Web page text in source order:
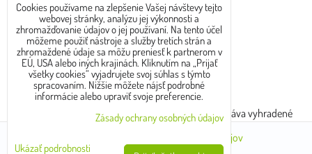
KONTAKT
E-mail: info@dreamtea.sk
tel: 0910 325 889
Copyright © 2017 - 2024 www.dreamtea.sk. Všetky práva vyhradené
Zásady ochrany osobných údajov
Cookies používame na zlepšenie Vašej návštevy tejto
webovej stránky, analýzu jej výkonnosti a
zhromažďovanie údajov o jej používaní. Na tento účel
môžeme použiť nástroje a služby tretích strán a
zhromaždené údaje sa môžu preniesť k partnerom v
EÚ, USA alebo iných krajinách. Kliknutím na „Prijať
všetky cookies“ vyjadrujete svoj súhlas s týmto
spracovaním. Nižšie môžete nájsť podrobné
informácie alebo upraviť svoje preferencie.
Zásady ochrany osobných údajov
Ukázať podrobnosti